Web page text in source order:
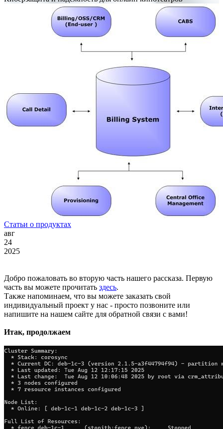
Статьи о продуктах
авг
24
2025
Добро пожаловать во вторую часть нашего рассказа. Первую
часть вы можете прочитать здесь.
Также напоминаем, что вы можете заказать свой
индивидуальный проект у нас - просто позвоните или
напишите на нашем сайте для обратной связи с вами!
Итак, продолжаем